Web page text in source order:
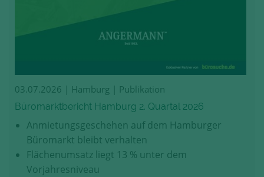
03.07.2026 | Hamburg | Publikation
Büromarktbericht Hamburg 2. Quartal 2026
Anmietungsgeschehen auf dem Hamburger
Büromarkt bleibt verhalten
Flächenumsatz liegt 13 % unter dem
Vorjahresniveau